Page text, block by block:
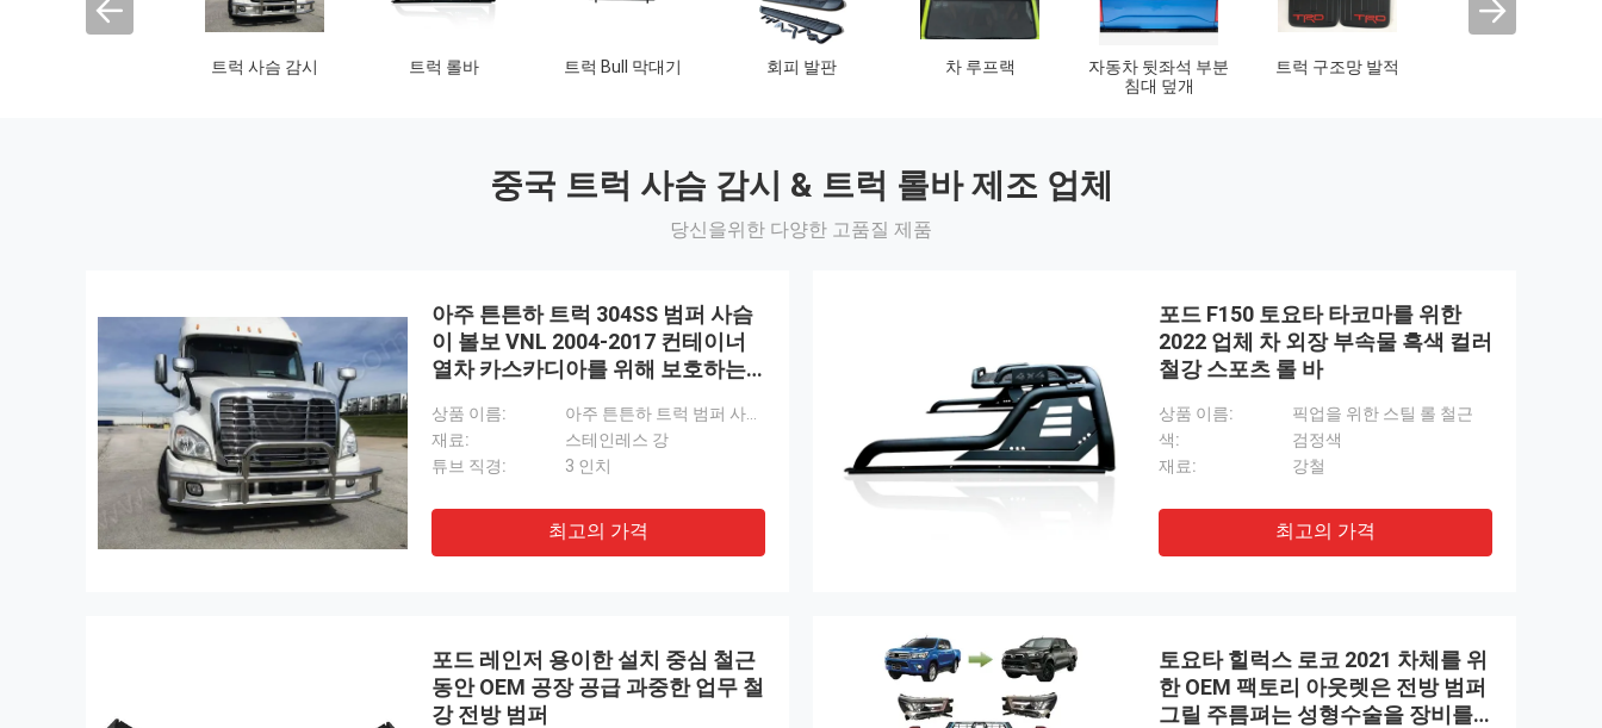
앞범퍼 감시 뒤 범퍼 감시
트럭 화물칸 강선
픽업 트럭 스노클 트럭 미끄럼 판 차 지붕막 차체 장비
중국 트럭 사슴 감시 & 트럭 롤바 제조 업체
당신을위한 다양한 고품질 제품
아주 튼튼하 트럭 304SS 범퍼 사슴
이 볼보 VNL 2004-2017 컨테이너
열차 카스카디아를 위해 보호하는
상품 이름:
재료:
스테인레스 강
튜브 직경:
3 인치
최고의 가격
포드 F150 토요타 타코마를 위한
2022 업체 차 외장 부속물 흑색 컬러
철강 스포츠 롤 바
상품 이름:
픽업을 위한 스틸 롤 철근
색:
검정색
재료:
강철
최고의 가격
포드 레인저 용이한 설치 중심 철근
동안 OEM 공장 공급 과중한 업무 철
강 전방 범퍼
토요타 힐럭스 로코 2021 차체를 위
한 OEM 팩토리 아웃렛은 전방 범퍼
그릴 주름펴는 성형수술을 장비를